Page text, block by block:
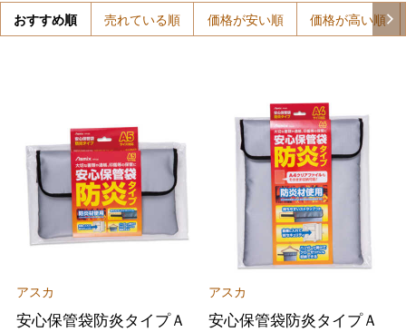
おすすめ順 売れている順 価格が安い順 価格が高い順
アスカ
安心保管袋防炎タイプＡ
アスカ
安心保管袋防炎タイプＡ